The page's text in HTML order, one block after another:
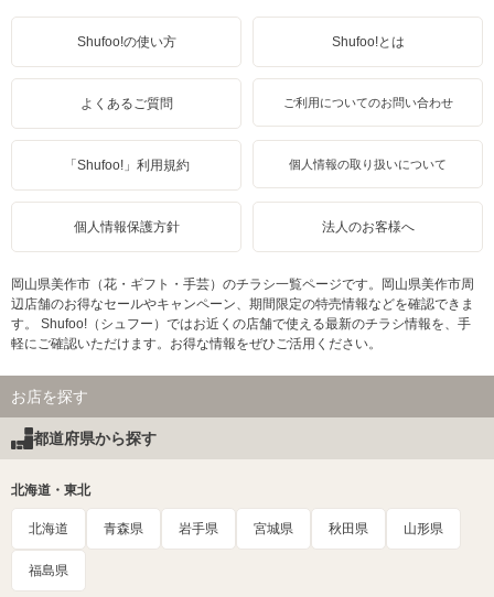
Shufoo!の使い方 Shufoo!とは
よくあるご質問 ご利用についてのお問い合わせ
「Shufoo!」利用規約 個人情報の取り扱いについて
個人情報保護方針 法人のお客様へ
岡山県美作市（花・ギフト・手芸）のチラシ一覧ページです。岡山県美作市周
辺店舗のお得なセールやキャンペーン、期間限定の特売情報などを確認できま
す。 Shufoo!（シュフー）ではお近くの店舗で使える最新のチラシ情報を、手
軽にご確認いただけます。お得な情報をぜひご活用ください。
お店を探す
都道府県から探す
北海道・東北
北海道 青森県 岩手県 宮城県 秋田県 山形県
福島県